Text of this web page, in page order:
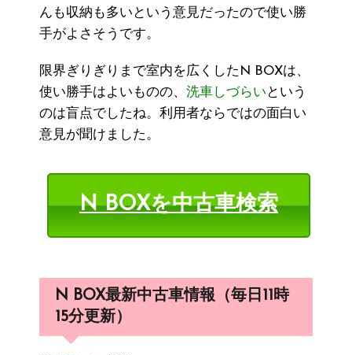
んも収納も多いという意見だったので使い勝
手がよさそうです。
限界ぎりぎりまで室内を広くしたN BOXは、
使い勝手はよいものの、 洗車しづらい という
のは盲点でしたね。利用者ならではの面白い
意見が聞けました。
N BOXを中古車検索
N BOX最新中古車情報（毎日11時
15分更新）